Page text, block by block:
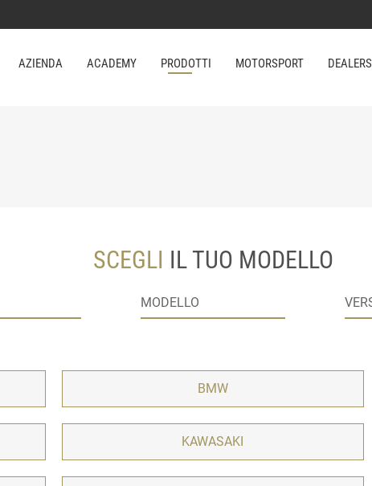
AZIENDA ACADEMY PRODOTTI MOTORSPORT DEALERS
SCEGLI IL TUO MODELLO
BMW
KAWASAKI